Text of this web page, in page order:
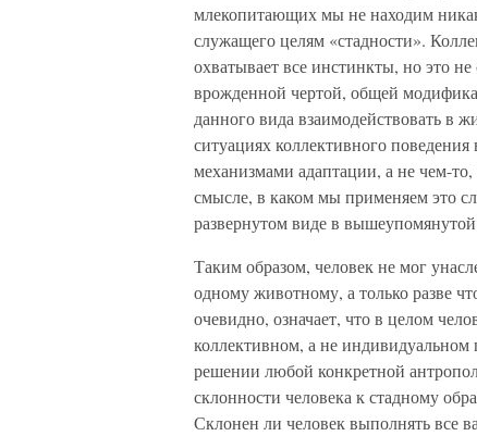
млекопитающих мы не находим
служащего целям «стадности».
охватывает все инстинкты, но это
врожденной чертой, общей
данного вида взаимодействовать в
ситуациях коллективного
механизмами адаптации, а не чем-
смысле, в каком мы применяем это
развернутом виде в вышеупомянутой
Таким образом, человек не мог
одному животному, а только разве
очевидно, означает, что в целом
коллективном, а не
решении любой конкретной
склонности человека к стадному
Склонен ли человек выполнять все